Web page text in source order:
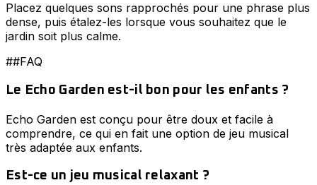
Placez quelques sons rapprochés pour une phrase plus
dense, puis étalez-les lorsque vous souhaitez que le
jardin soit plus calme.
##FAQ
Le Echo Garden est-il bon pour les enfants ?
Echo Garden est conçu pour être doux et facile à
comprendre, ce qui en fait une option de jeu musical
très adaptée aux enfants.
Est-ce un jeu musical relaxant ?